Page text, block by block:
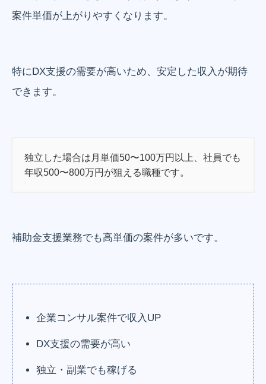
案件単価が上がりやすくなります。
特にDX支援の需要が高いため、安定した収入が期待
できます。
独立した場合は月単価50〜100万円以上、社員でも
年収500〜800万円が狙える職種です。
補助金支援業務でも高単価の案件が多いです。
企業コンサル案件で収入UP
DX支援の需要が高い
独立・副業でも稼げる